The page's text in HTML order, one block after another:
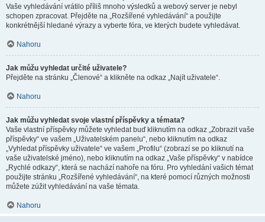
Vaše vyhledávání vrátilo příliš mnoho výsledků a webový server je nebyl
schopen zpracovat. Přejděte na „Rozšířené vyhledávání“ a použijte
konkrétnější hledané výrazy a vyberte fóra, ve kterých budete vyhledávat.
Nahoru
Jak můžu vyhledat určité uživatele?
Přejděte na stránku „Členové“ a klikněte na odkaz „Najít uživatele“.
Nahoru
Jak můžu vyhledat svoje vlastní příspěvky a témata?
Vaše vlastní příspěvky můžete vyhledat buď kliknutím na odkaz „Zobrazit vaše
příspěvky“ ve vašem „Uživatelském panelu“, nebo kliknutím na odkaz
„Vyhledat příspěvky uživatele“ ve vašem „Profilu“ (zobrazí se po kliknutí na
vaše uživatelské jméno), nebo kliknutím na odkaz „Vaše příspěvky“ v nabídce
„Rychlé odkazy“, která se nachází nahoře na fóru. Pro vyhledání vašich témat
použijte stránku „Rozšířené vyhledávání“, na které pomocí různých možnosti
můžete zúžit vyhledávání na vaše témata.
Nahoru